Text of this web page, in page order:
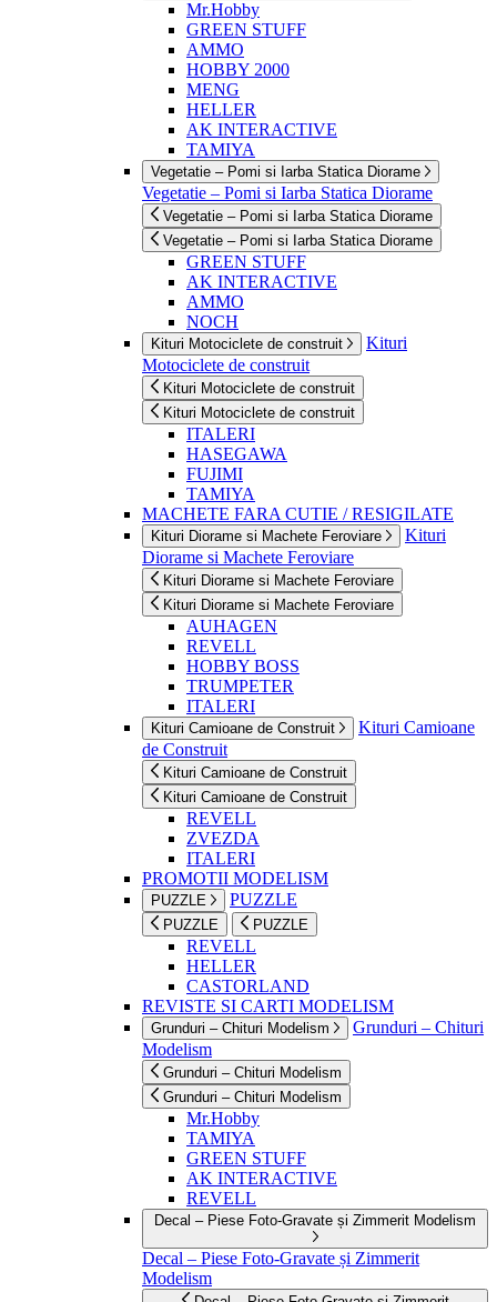
Mr.Hobby
GREEN STUFF
AMMO
HOBBY 2000
MENG
HELLER
AK INTERACTIVE
TAMIYA
Vegetatie – Pomi si Iarba Statica Diorame
Vegetatie – Pomi si Iarba Statica Diorame
Vegetatie – Pomi si Iarba Statica Diorame
Vegetatie – Pomi si Iarba Statica Diorame
GREEN STUFF
AK INTERACTIVE
AMMO
NOCH
Kituri Motociclete de construit
Kituri
Motociclete de construit
Kituri Motociclete de construit
Kituri Motociclete de construit
ITALERI
HASEGAWA
FUJIMI
TAMIYA
MACHETE FARA CUTIE / RESIGILATE
Kituri Diorame si Machete Feroviare
Kituri
Diorame si Machete Feroviare
Kituri Diorame si Machete Feroviare
Kituri Diorame si Machete Feroviare
AUHAGEN
REVELL
HOBBY BOSS
TRUMPETER
ITALERI
Kituri Camioane de Construit
Kituri Camioane
de Construit
Kituri Camioane de Construit
Kituri Camioane de Construit
REVELL
ZVEZDA
ITALERI
PROMOTII MODELISM
PUZZLE PUZZLE
PUZZLE PUZZLE
REVELL
HELLER
CASTORLAND
REVISTE SI CARTI MODELISM
Grunduri – Chituri Modelism
Grunduri – Chituri
Modelism
Grunduri – Chituri Modelism
Grunduri – Chituri Modelism
Mr.Hobby
TAMIYA
GREEN STUFF
AK INTERACTIVE
REVELL
Decal – Piese Foto-Gravate și Zimmerit Modelism
Decal – Piese Foto-Gravate și Zimmerit
Modelism